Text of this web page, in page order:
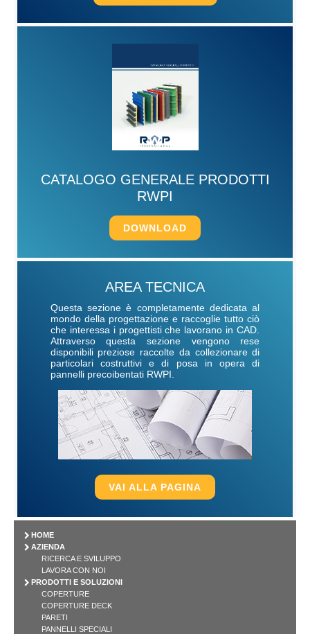
CATALOGO GENERALE PRODOTTI
RWPI
DOWNLOAD
AREA TECNICA
Questa sezione è completamente dedicata al
mondo della progettazione e raccoglie tutto ciò
che interessa i progettisti che lavorano in CAD.
Attraverso questa sezione vengono rese
disponibili preziose raccolte da collezionare di
particolari costruttivi e di posa in opera di
pannelli precoibentati RWPI.
VAI ALLA PAGINA
HOME
AZIENDA
RICERCA E SVILUPPO
LAVORA CON NOI
PRODOTTI E SOLUZIONI
COPERTURE
COPERTURE DECK
PARETI
PANNELLI SPECIALI